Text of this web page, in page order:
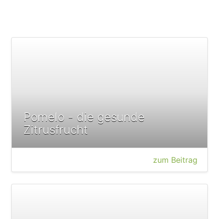
Pomelo - die gesunde
Zitrusfrucht
zum Beitrag